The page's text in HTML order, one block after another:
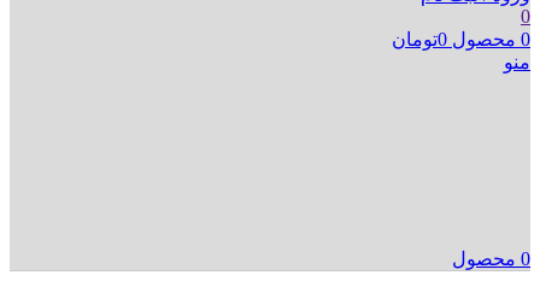
0
0 محصول 0تومان
منو
0 محصول